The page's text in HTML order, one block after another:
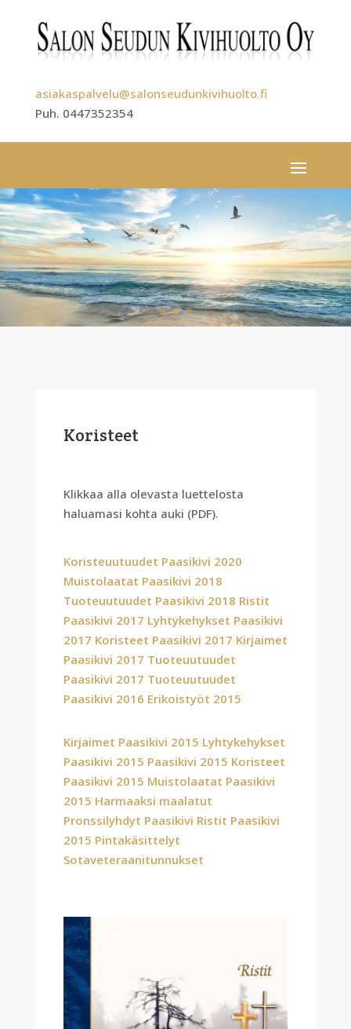
asiakaspalvelu@salonseudunkivihuolto.fi
Puh. 0447352354
Koristeet
Klikkaa alla olevasta luettelosta
haluamasi kohta auki (PDF).
Koristeuutuudet Paasikivi 2020
Muistolaatat Paasikivi 2018
Tuoteuutuudet Paasikivi 2018 Ristit
Paasikivi 2017 Lyhtykehykset Paasikivi
2017 Koristeet Paasikivi 2017 Kirjaimet
Paasikivi 2017 Tuoteuutuudet
Paasikivi 2017 Tuoteuutuudet
Paasikivi 2016 Erikoistyöt 2015
Kirjaimet Paasikivi 2015 Lyhtykehykset
Paasikivi 2015 Paasikivi 2015 Koristeet
Paasikivi 2015 Muistolaatat Paasikivi
2015 Harmaaksi maalatut
Pronssilyhdyt Paasikivi Ristit Paasikivi
2015 Pintakäsittelyt
Sotaveteraanitunnukset